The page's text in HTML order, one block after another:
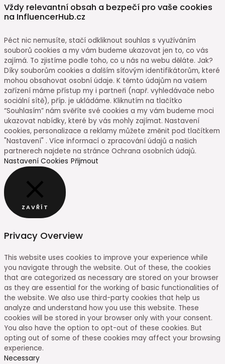
Vždy relevantní obsah a bezpečí pro vaše cookies
na InfluencerHub.cz
Péct nic nemusíte, stačí odkliknout souhlas s využíváním
souborů cookies a my vám budeme ukazovat jen to, co vás
zajímá. To zjistíme podle toho, co u nás na webu děláte. Jak?
Díky souborům cookies a dalším síťovým identifikátorům, které
mohou obsahovat osobní údaje. K těmto údajům na vašem
zařízení máme přístup my i partneři (např. vyhledávače nebo
sociální sítě), příp. je ukládáme. Kliknutím na tlačítko
“Souhlasím” nám svěříte své cookies a my vám budeme moci
ukazovat nabídky, které by vás mohly zajímat. Nastavení
cookies, personalizace a reklamy můžete změnit pod tlačítkem
"Nastavení" . Více informací o zpracování údajů a našich
partnerech najdete na stránce Ochrana osobních údajů.
Nastavení Cookies Přijmout
ZAVŘÍT
Privacy Overview
This website uses cookies to improve your experience while
you navigate through the website. Out of these, the cookies
that are categorized as necessary are stored on your browser
as they are essential for the working of basic functionalities of
the website. We also use third-party cookies that help us
analyze and understand how you use this website. These
cookies will be stored in your browser only with your consent.
You also have the option to opt-out of these cookies. But
opting out of some of these cookies may affect your browsing
experience.
Necessary